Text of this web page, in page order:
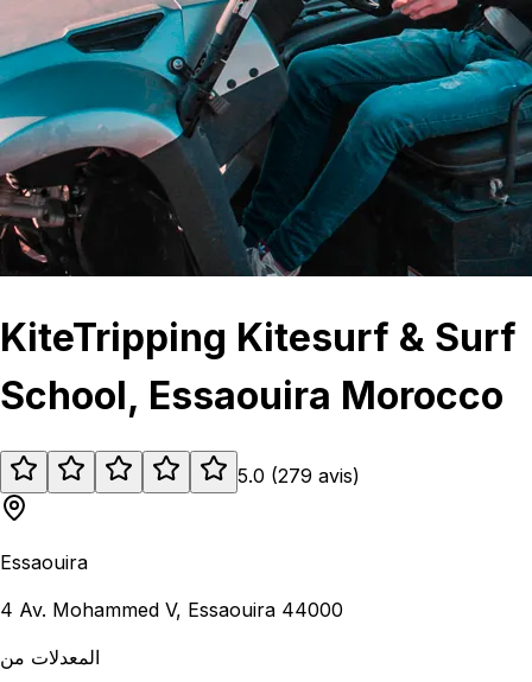
KiteTripping Kitesurf & Surf
School, Essaouira Morocco
5.0 (279 avis)
Essaouira
4 Av. Mohammed V, Essaouira 44000
المعدلات من